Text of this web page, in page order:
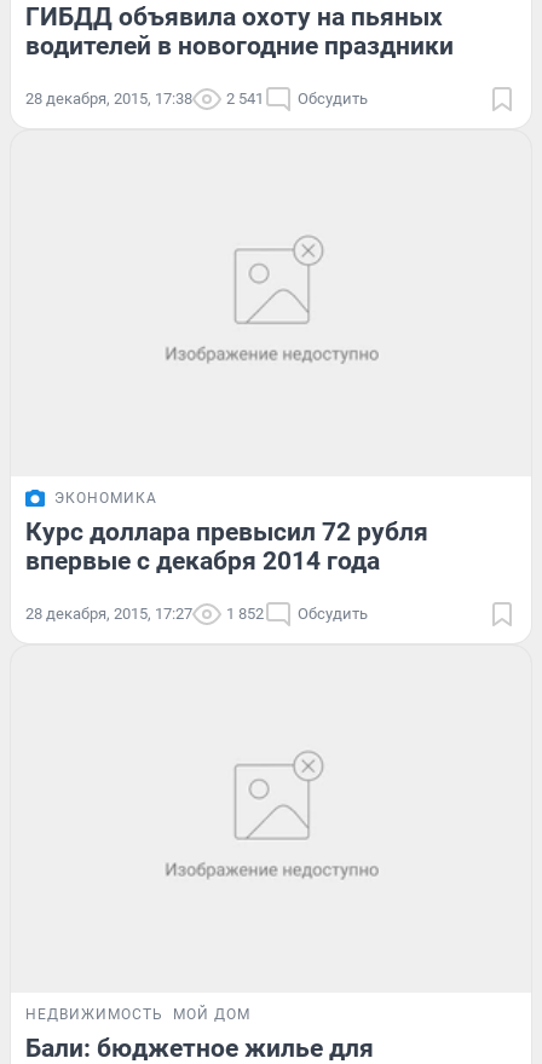
ГИБДД объявила охоту на пьяных
водителей в новогодние праздники
28 декабря, 2015, 17:38 2 541 Обсудить
ЭКОНОМИКА
Курс доллара превысил 72 рубля
впервые с декабря 2014 года
28 декабря, 2015, 17:27 1 852 Обсудить
НЕДВИЖИМОСТЬ МОЙ ДОМ
Бали: бюджетное жилье для